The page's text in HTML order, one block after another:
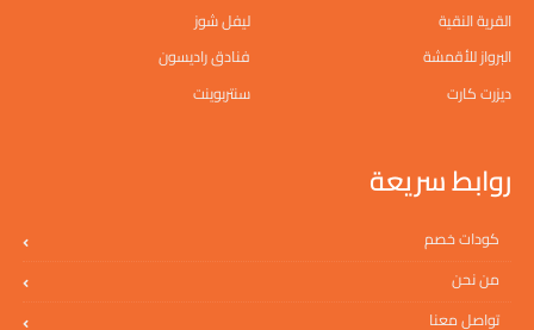
القرية النقية
ليفل شوز
البرواز للأقمشة
فنادق راديسون
ديزرت كارت
سنتربوينت
روابط سريعة
كودات خصم
من نحن
تواصل معنا